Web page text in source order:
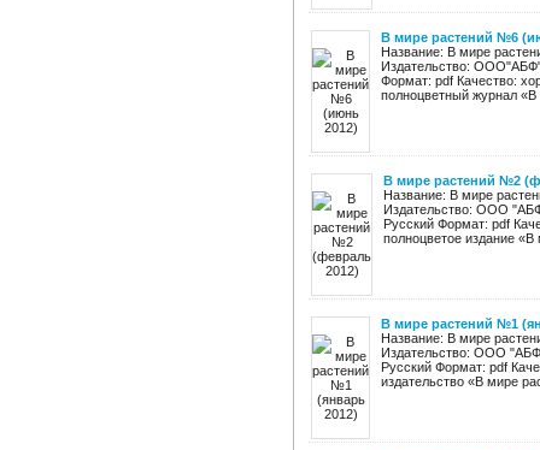
В мире растений №6
Название: В мире
Издательство: ООО"АБФ"
Формат: pdf Качество:
полноцветный журнал
В мире растений №2
Название: В мире
Издательство: ООО
Русский Формат: pdf
полноцветое издание «В
В мире растений №1
Название: В мире
Издательство: ООО
Русский Формат: pdf
издательство «В мире